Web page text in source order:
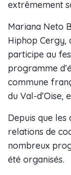
extrêmement
Mariana Neto
Hiphop Cergy,
participe au
programme
commune
du Val-d’Oise,
Depuis que
relations de
nombreux
été organisés.